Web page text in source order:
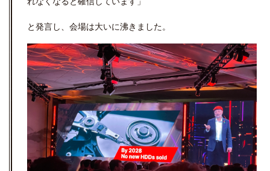
と発言し、会場は大いに沸きました。